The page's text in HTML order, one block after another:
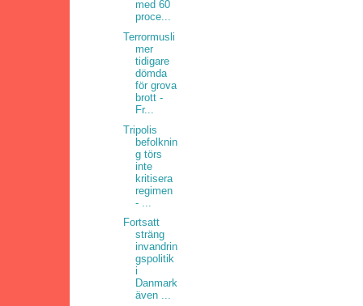
med 60
proce...
Terrormusli
mer
tidigare
dömda
för grova
brott -
Fr...
Tripolis
befolknin
g törs
inte
kritisera
regimen
- ...
Fortsatt
sträng
invandrin
gspolitik
i
Danmark
även ...